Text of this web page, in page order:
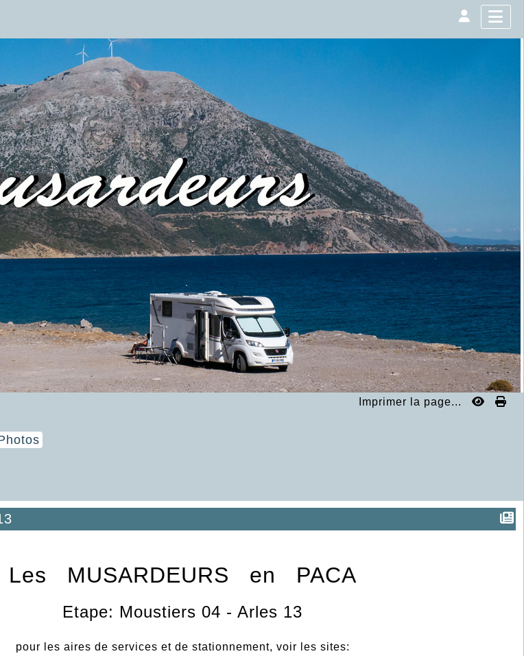
Imprimer la page...
Les MUSARDEURS en PACA
Etape: Moustiers 04 - Arles 13
pour les aires de services et de stationnement, voir les sites: